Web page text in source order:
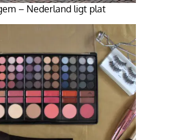
– Nederland ligt plat